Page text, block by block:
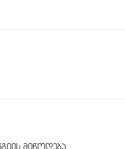
მიწოდება